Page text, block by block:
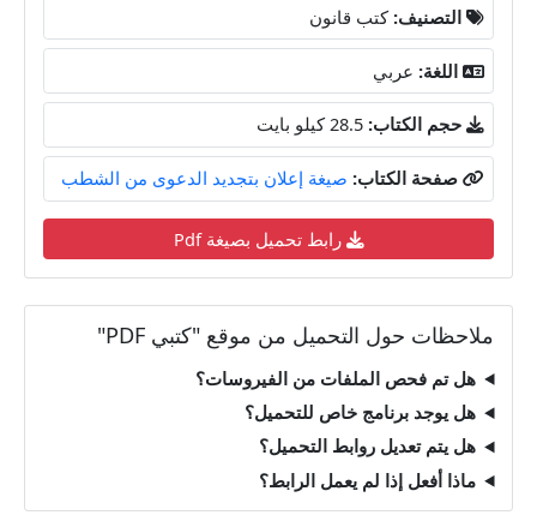
التصنيف: كتب قانون
اللغة: عربي
حجم الكتاب: 28.5 كيلو بايت
صفحة الكتاب: صيغة إعلان بتجديد الدعوى من الشطب
رابط تحميل بصيغة Pdf
ملاحظات حول التحميل من موقع "كتبي PDF"
هل تم فحص الملفات من الفيروسات؟
هل يوجد برنامج خاص للتحميل؟
هل يتم تعديل روابط التحميل؟
ماذا أفعل إذا لم يعمل الرابط؟